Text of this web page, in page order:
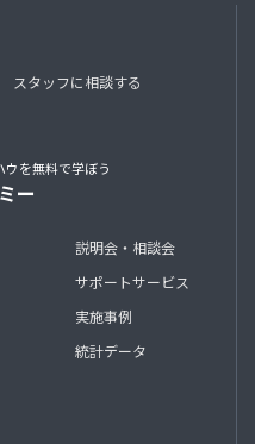
スタッフに相談する
ウを無料で学ぼう
ー
説明会・相談会
サポートサービス
実施事例
統計データ